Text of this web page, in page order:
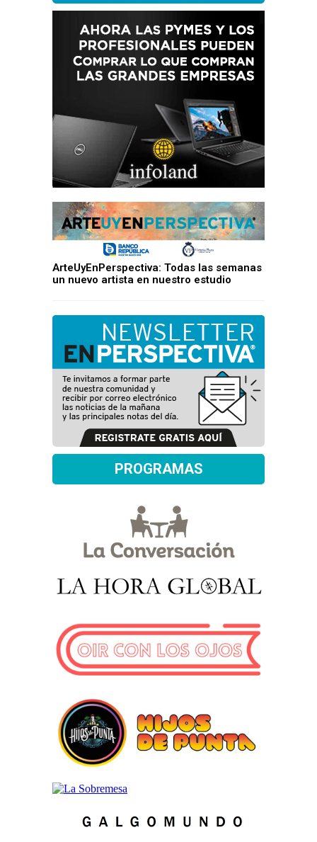
ArteUyEnPerspectiva: Todas las semanas
un nuevo artista en nuestro estudio
PROGRAMAS